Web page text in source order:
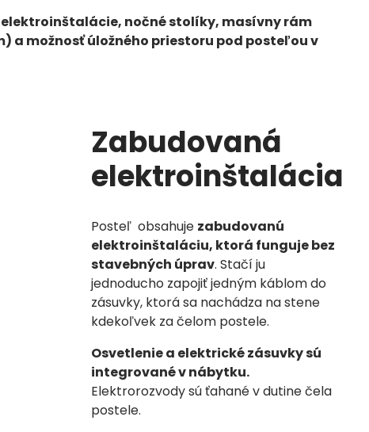
elektroinštalácie, nočné stolíky, masívny rám
a možnosť úložného priestoru pod posteľou v
Zabudovaná
elektroinštalácia
Posteľ obsahuje zabudovanú
elektroinštaláciu, ktorá funguje bez
stavebných úprav. Stačí ju
jednoducho zapojiť jedným káblom do
zásuvky, ktorá sa nachádza na stene
kdekoľvek za čelom postele.
Osvetlenie a elektrické zásuvky sú
integrované v nábytku.
Elektrorozvody sú ťahané v dutine čela
postele.